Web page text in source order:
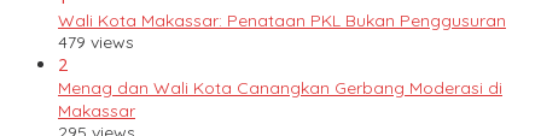
Wali Kota Makassar: Penataan PKL Bukan Penggusuran
479 views
2
Menag dan Wali Kota Canangkan Gerbang Moderasi di
Makassar